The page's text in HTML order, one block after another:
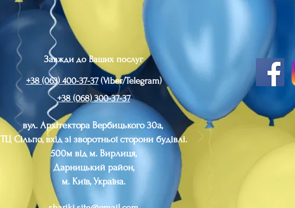
Завжди до Ваших послуг
+38 (063) 400-37-37(Viber/Telegram)
+38 (068) 300-37-37
вул. Архітектора Вербицького 30а,
ТЦ Сільпо, вхід зі зворотньої сторони будівлі.
500м від м. Вирлиця,
Дарницький район,
м. Київ, Україна.